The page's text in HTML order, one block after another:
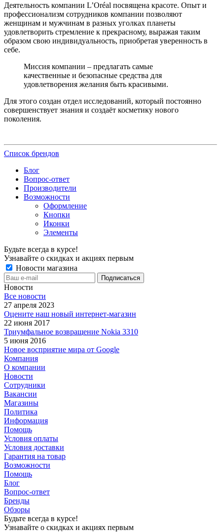
Деятельность компании L’Oréal посвящена красоте. Опыт и
профессионализм сотрудников компании позволяют
женщинам и мужчинам в разных уголках планеты
удовлетворить стремление к прекрасному, выражая таким
образом свою индивидуальность, приобретая уверенность в
себе.
Миссия компании – предлагать самые
качественные и безопасные средства для
удовлетворения желания быть красивыми.
Для этого создан отдел исследований, который постоянно
совершенствует знания и создаёт косметику нового
поколения.
Список брендов
Блог
Вопрос-ответ
Производители
Возможности
Оформление
Кнопки
Иконки
Элементы
Будьте всегда в курсе!
Узнавайте о скидках и акциях первым
Новости магазина
Новости
Все новости
27 апреля 2023
Оцените наш новый интернет-магазин
22 июня 2017
Триумфальное возвращение Nokia 3310
5 июня 2016
Новое восприятие мира от Google
Компания
О компании
Новости
Сотрудники
Вакансии
Магазины
Политика
Информация
Помощь
Условия оплаты
Условия доставки
Гарантия на товар
Возможности
Помощь
Блог
Вопрос-ответ
Бренды
Обзоры
Будьте всегда в курсе!
Узнавайте о скидках и акциях первым